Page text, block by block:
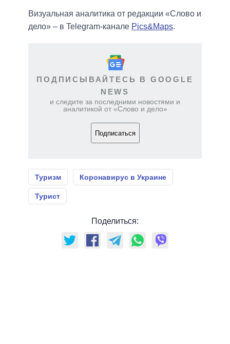
Визуальная аналитика от редакции «Слово и
дело» – в Telegram-канале Pics&Maps.
ПОДПИСЫВАЙТЕСЬ В GOOGLE
NEWS
и следите за последними новостями и
аналитикой от «Слово и дело»
Подписаться
Туризм Коронавирус в Украине
Турист
Поделиться: